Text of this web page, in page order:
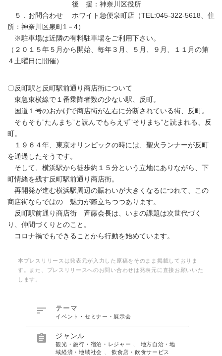
後 援：神奈川区役所
５．お問合わせ ホワイト急便泉町店（TEL:045-322-5618、住
所：神奈川区泉町1－4）
※駐車場は近隣の有料駐車場をご利用下さい。
（２０１５年５月から開始、毎年３月、５月、９月、１１月の第
４土曜日に開催）
〇反町駅と反町駅前通り商店街について
東急東横線で１番乗降者数の少ない駅、反町。
国道１号のおかげで商店街が左右に分断されている街、反町。
そもそも”たんまち”と読んでもらえず”そりまち”と読まれる、反
町。
１９６４年、東京オリンピックの時には、聖火ランナーが反町
を通過したそうです。
そして、横浜駅から徒歩約１５分という立地にありながら、下
町情緒を残す反町駅前通り商店街。
再開発が進む横浜駅周辺の賑わいが大きくなるにつれて、この
商店街ならではの 魅力が際立ちつつあります。
反町駅前通り商店街 斉藤会長は、いまの課題は次世代づく
り、仲間づくりとのこと。
コロナ禍でもできることから行動を始めています。
本プレスリリースは発表元が入力した原稿をそのまま掲載しておりま
す。また、プレスリリースへのお問い合わせは発表元に直接お願いいた
します。
 テーマ
イベント・セミナー・展示会
 ジャンル
観光・旅行・宿泊・レジャー
地方自治・地
域経済・地域社会
、飲食店・飲食サービス